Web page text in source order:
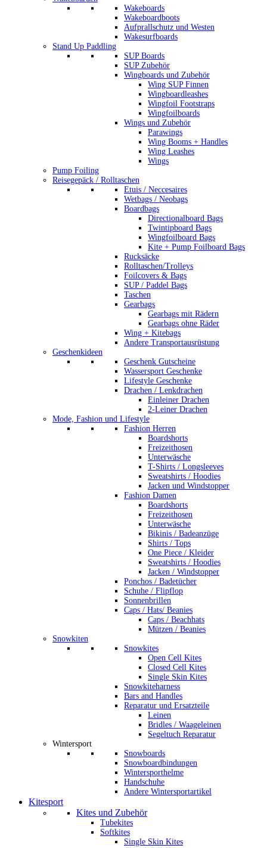
Wakeboards
Wakeboardboots
Aufprallschutz und Westen
Wakesurfboards
Stand Up Paddling
SUP Boards
SUP Zubehör
Wingboards und Zubehör
Wing SUP Finnen
Wingboardleashes
Wingfoil Footstraps
Wingfoilboards
Wings und Zubehör
Parawings
Wing Booms + Handles
Wing Leashes
Wings
Pump Foiling
Reisegepäck / Rolltaschen
Etuis / Neccesaires
Wetbags / Neobags
Boardbags
Directionalboard Bags
Twintipboard Bags
Wingfoilboard Bags
Kite + Pump Foilboard Bags
Rucksäcke
Rolltaschen/Trolleys
Foilcovers & Bags
SUP / Paddel Bags
Taschen
Gearbags
Gearbags mit Rädern
Gearbags ohne Räder
Wing + Kitebags
Andere Transportausrüstung
Geschenkideen
Geschenk Gutscheine
Wassersport Geschenke
Lifestyle Geschenke
Drachen / Lenkdrachen
Einleiner Drachen
2-Leiner Drachen
Mode, Fashion und Lifestyle
Fashion Herren
Boardshorts
Freizeithosen
Unterwäsche
T-Shirts / Longsleeves
Sweatshirts / Hoodies
Jacken und Windstopper
Fashion Damen
Boardshorts
Freizeithosen
Unterwäsche
Bikinis / Badeanzüge
Shirts / Tops
One Piece / Kleider
Sweatshirts / Hoodies
Jacken / Windstopper
Ponchos / Badetücher
Schuhe / Flipflop
Sonnenbrillen
Caps / Hats/ Beanies
Caps / Beachhats
Mützen / Beanies
Snowkiten
Snowkites
Open Cell Kites
Closed Cell Kites
Single Skin Kites
Snowkiteharness
Bars and Handles
Reparatur und Ersatzteile
Leinen
Bridles / Waageleinen
Segeltuch Reparatur
Wintersport
Snowboards
Snowboardbindungen
Wintersporthelme
Handschuhe
Andere Wintersportartikel
Kitesport
Kites und Zubehör
Tubekites
Softkites
Single Skin Kites